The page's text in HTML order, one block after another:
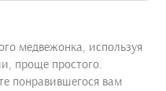
медвежонка, используя
проще простого.
понравившегося вам